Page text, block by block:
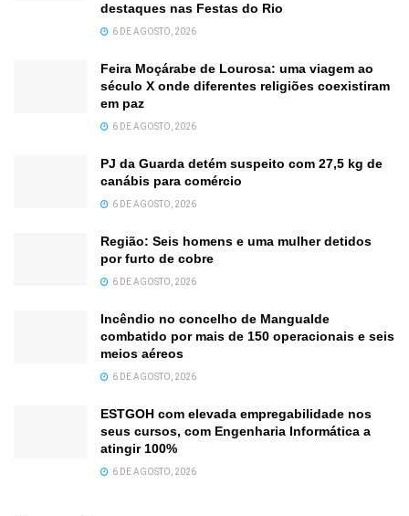
destaques nas Festas do Rio
6 DE AGOSTO, 2026
Feira Moçárabe de Lourosa: uma viagem ao
século X onde diferentes religiões coexistiram
em paz
6 DE AGOSTO, 2026
PJ da Guarda detém suspeito com 27,5 kg de
canábis para comércio
6 DE AGOSTO, 2026
Região: Seis homens e uma mulher detidos
por furto de cobre
6 DE AGOSTO, 2026
Incêndio no concelho de Mangualde
combatido por mais de 150 operacionais e seis
meios aéreos
6 DE AGOSTO, 2026
ESTGOH com elevada empregabilidade nos
seus cursos, com Engenharia Informática a
atingir 100%
6 DE AGOSTO, 2026